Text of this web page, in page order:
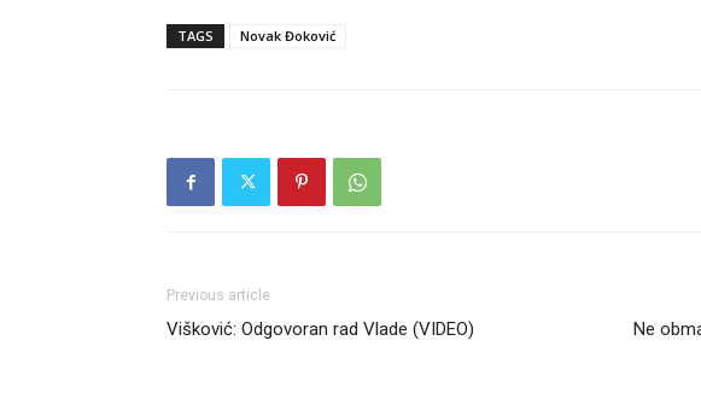
TAGS Novak Đoković
Previous article
Višković: Odgovoran rad Vlade (VIDEO)
Ne